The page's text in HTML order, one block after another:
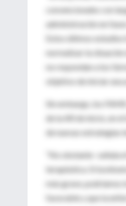
convencionales con
administración en
Estos últimos
normalizar la
no respondan a los
objetivo de iniciar una
Sin embargo, los
de la AR de inicio, en
de nuevas estrategias
“No obstante -
terapéutica. Si
más grave,
favorable y que la